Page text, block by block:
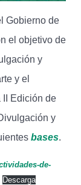
Gobierno de
el objetivo de
y
y el
II Edición de
y
bases.
de-
Descarga